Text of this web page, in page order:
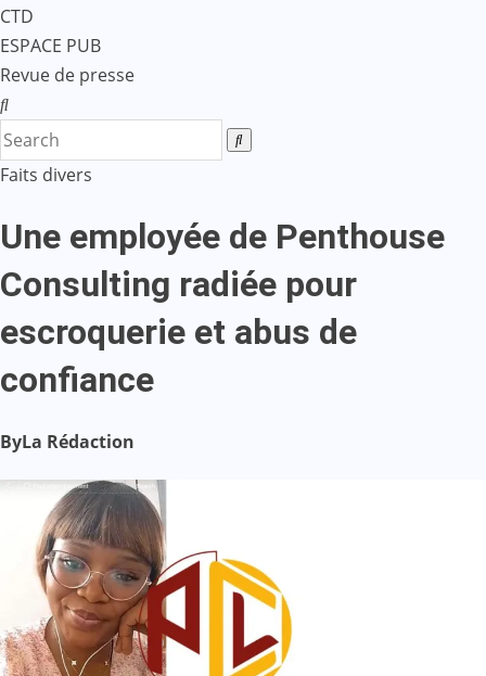
CTD
ESPACE PUB
Revue de presse
Faits divers
Une employée de Penthouse
Consulting radiée pour
escroquerie et abus de
confiance
ByLa Rédaction